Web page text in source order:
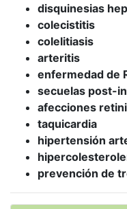
disquinesias
colecistitis
colelitiasis
arteritis
enfermedad de
secuelas post-
afecciones
taquicardia
hipertensión
prevención de